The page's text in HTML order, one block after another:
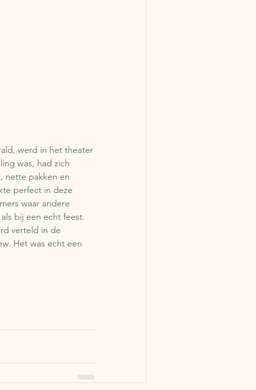
werd in het theater
was, had zich
nette pakken en
perfect in deze
waar andere
bij een echt feest.
verteld in de
Het was echt een